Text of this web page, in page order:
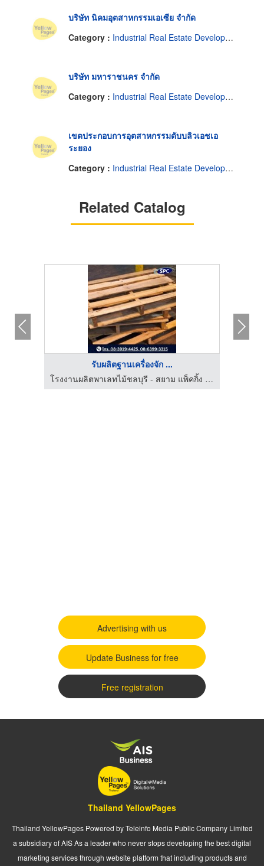
บริษัท นิคมอุตสาหกรรมเอเซีย จำกัด
Category : Industrial Real Estate Developers
บริษัท มหาราชนคร จำกัด
Category : Industrial Real Estate Developers
เขตประกอบการอุตสาหกรรมดับบลิวเอชเอ
ระยอง
Category : Industrial Real Estate Developers
Related Catalog
รับผลิตฐานเครื่องจัก ...
โรงงานผลิตพาเลทไม้ชลบุรี - สยาม แพ็คกิ้ง เซ็นเตอร์
Advertising with us
Update Business for free
Free registration
Thailand YellowPages
Thailand YellowPages Powered by Teleinfo Media Public Company Limited
a subsidiary of AIS As a leader who never stops developing the best digital
marketing services through website platform that including products and